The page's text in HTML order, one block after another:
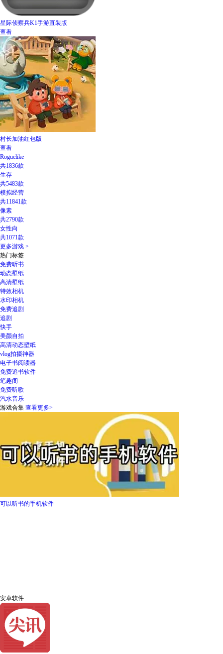
星际侦察兵K1手游直装版
查看
村长加油红包版
查看
Roguelike
共1836款
生存
共5483款
模拟经营
共11841款
像素
共2790款
女性向
共1071款
更多游戏 >
热门标签
免费听书
动态壁纸
高清壁纸
特效相机
水印相机
免费追剧
追剧
快手
美颜自拍
高清动态壁纸
vlog拍摄神器
电子书阅读器
免费追书软件
笔趣阁
免费听歌
汽水音乐
游戏合集 查看更多>
可以听书的手机软件
安卓软件